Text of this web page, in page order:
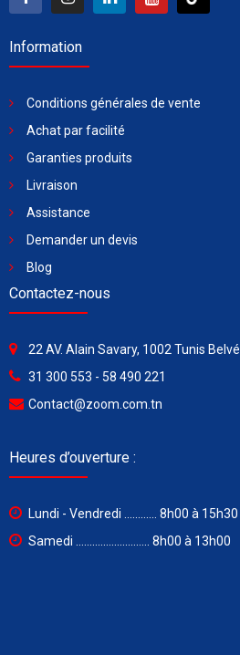
Information
Conditions générales de vente
Achat par facilité
Garanties produits
Livraison
Assistance
Demander un devis
Blog
Contactez-nous
22 AV. Alain Savary, 1002 Tunis
31 300 553 - 58 490 221
Contact@zoom.com.tn
Heures d’ouverture :
Lundi - Vendredi ............ 8h00 à 15h30
Samedi ........................... 8h00 à 13h00